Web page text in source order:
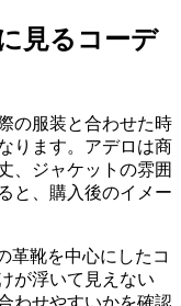
見るコーデ
の服装と合わせた時
ります。アデロは商
、ジャケットの雰囲
と、購入後のイメー
革靴を中心にしたコ
が浮いて見えない